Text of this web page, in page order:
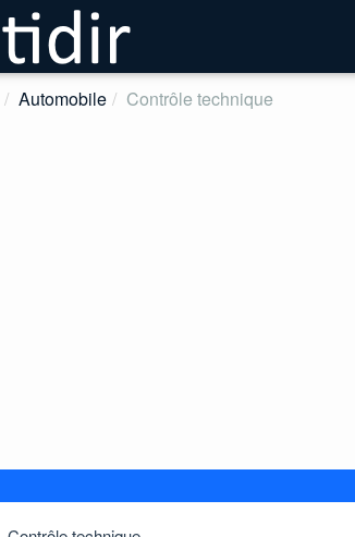
Automobile Contrôle technique